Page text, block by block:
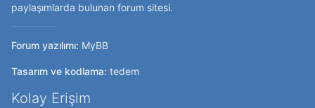
paylaşımlarda bulunan forum sitesi.
Forum yazılımı: MyBB
Tasarım ve kodlama: tedem
Kolay Erişim